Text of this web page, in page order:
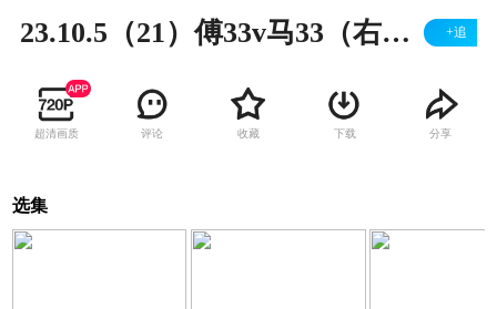
23.10.5（21）傅33v马33（右胜） +追
超清画质 评论 收藏 下载 分享
选集